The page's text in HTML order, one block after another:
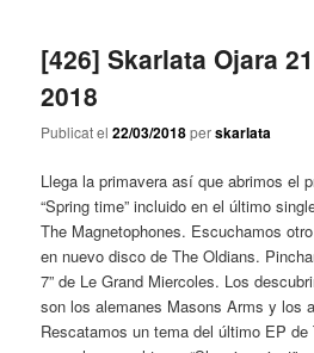
[426] Skarlata Ojara
2018
Publicat el22/03/2018perskarlata
Llega la primavera así que abrimos el
“Spring time” incluido en el último
The Magnetophones. Escuchamos
en nuevo disco de The Oldians.
7” de Le Grand Miercoles. Los
son los alemanes Masons Arms y los
Rescatamos un tema del último EP